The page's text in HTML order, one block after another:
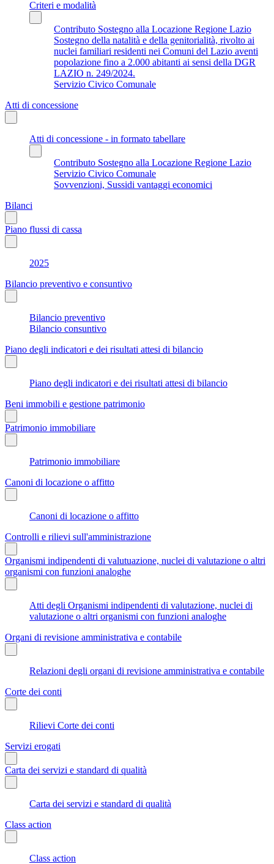
Criteri e modalità
Contributo Sostegno alla Locazione Regione Lazio
Sostegno della natalità e della genitorialità, rivolto ai
nuclei familiari residenti nei Comuni del Lazio aventi
popolazione fino a 2.000 abitanti ai sensi della DGR
LAZIO n. 249/2024.
Servizio Civico Comunale
Atti di concessione
Atti di concessione - in formato tabellare
Contributo Sostegno alla Locazione Regione Lazio
Servizio Civico Comunale
Sovvenzioni, Sussidi vantaggi economici
Bilanci
Piano flussi di cassa
2025
Bilancio preventivo e consuntivo
Bilancio preventivo
Bilancio consuntivo
Piano degli indicatori e dei risultati attesi di bilancio
Piano degli indicatori e dei risultati attesi di bilancio
Beni immobili e gestione patrimonio
Patrimonio immobiliare
Patrimonio immobiliare
Canoni di locazione o affitto
Canoni di locazione o affitto
Controlli e rilievi sull'amministrazione
Organismi indipendenti di valutuazione, nuclei di valutazione o altri
organismi con funzioni analoghe
Atti degli Organismi indipendenti di valutazione, nuclei di
valutazione o altri organismi con funzioni analoghe
Organi di revisione amministrativa e contabile
Relazioni degli organi di revisione amministrativa e contabile
Corte dei conti
Rilievi Corte dei conti
Servizi erogati
Carta dei servizi e standard di qualità
Carta dei servizi e standard di qualità
Class action
Class action